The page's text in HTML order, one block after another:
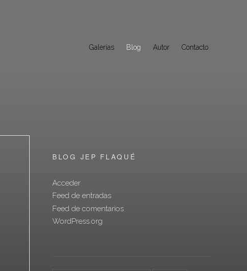
Galerías Blog Autor Contacto
BLOG JEP FLAQUÉ
Acceder
Feed de entradas
Feed de comentarios
WordPress.org